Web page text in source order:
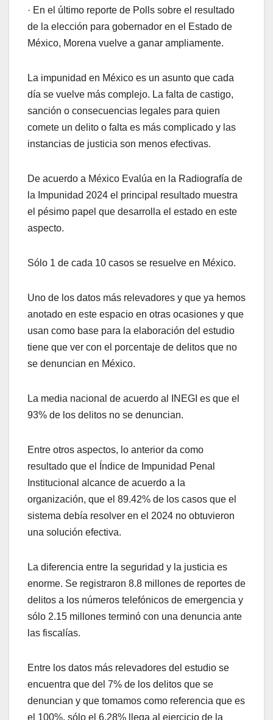
· En el último reporte de Polls sobre el resultado
de la elección para gobernador en el Estado de
México, Morena vuelve a ganar ampliamente.
La impunidad en México es un asunto que cada
día se vuelve más complejo. La falta de castigo,
sanción o consecuencias legales para quien
comete un delito o falta es más complicado y las
instancias de justicia son menos efectivas.
De acuerdo a México Evalúa en la Radiografía de
la Impunidad 2024 el principal resultado muestra
el pésimo papel que desarrolla el estado en este
aspecto.
Sólo 1 de cada 10 casos se resuelve en México.
Uno de los datos más relevadores y que ya hemos
anotado en este espacio en otras ocasiones y que
usan como base para la elaboración del estudio
tiene que ver con el porcentaje de delitos que no
se denuncian en México.
La media nacional de acuerdo al INEGI es que el
93% de los delitos no se denuncian.
Entre otros aspectos, lo anterior da como
resultado que el Índice de Impunidad Penal
Institucional alcance de acuerdo a la
organización, que el 89.42% de los casos que el
sistema debía resolver en el 2024 no obtuvieron
una solución efectiva.
La diferencia entre la seguridad y la justicia es
enorme. Se registraron 8.8 millones de reportes de
delitos a los números telefónicos de emergencia y
sólo 2.15 millones terminó con una denuncia ante
las fiscalías.
Entre los datos más relevadores del estudio se
encuentra que del 7% de los delitos que se
denuncian y que tomamos como referencia que es
el 100%, sólo el 6.28% llega al ejercicio de la